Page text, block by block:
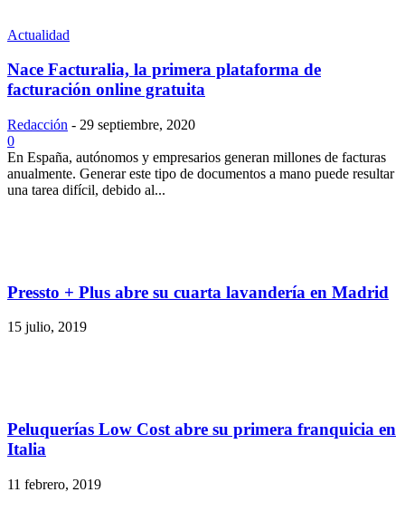
Actualidad
Nace Facturalia, la primera plataforma de
facturación online gratuita
Redacción - 29 septiembre, 2020
0
En España, autónomos y empresarios generan millones de facturas
anualmente. Generar este tipo de documentos a mano puede resultar
una tarea difícil, debido al...
Pressto + Plus abre su cuarta lavandería en Madrid
15 julio, 2019
Peluquerías Low Cost abre su primera franquicia en
Italia
11 febrero, 2019